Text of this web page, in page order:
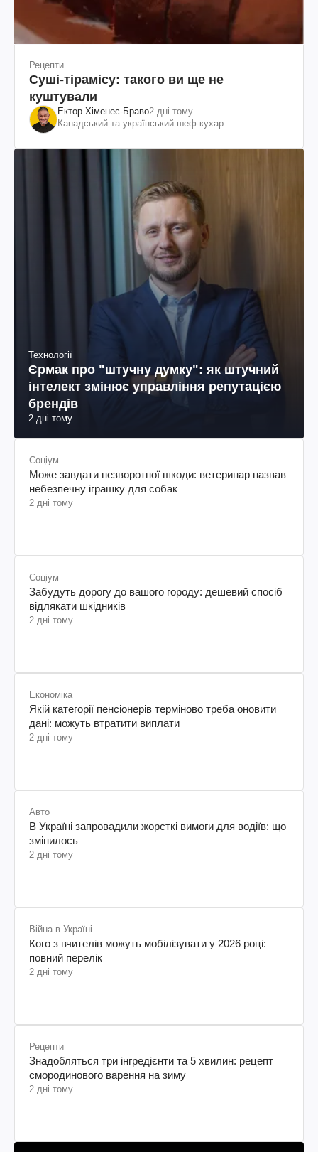
Рецепти
Суші-тірамісу: такого ви ще не
куштували
Ектор Хіменес-Браво2 дні тому
Канадський та український шеф-кухар
Технології
Єрмак про "штучну думку": як штучний
інтелект змінює управління репутацією
брендів
2 дні тому
Соціум
Може завдати незворотної шкоди: ветеринар назвав
небезпечну іграшку для собак
2 дні тому
Соціум
Забудуть дорогу до вашого городу: дешевий спосіб
відлякати шкідників
2 дні тому
Економіка
Якій категорії пенсіонерів терміново треба оновити
дані: можуть втратити виплати
2 дні тому
Авто
В Україні запровадили жорсткі вимоги для водіїв: що
змінилось
2 дні тому
Війна в Україні
Кого з вчителів можуть мобілізувати у 2026 році:
повний перелік
2 дні тому
Рецепти
Знадобляться три інгредієнти та 5 хвилин: рецепт
смородинового варення на зиму
2 дні тому